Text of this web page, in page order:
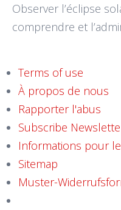
Observer l’éclipse
comprendre et
Terms of use
À propos de nous
Rapporter l'abus
Subscribe
Informations pour
Sitemap
Muster-